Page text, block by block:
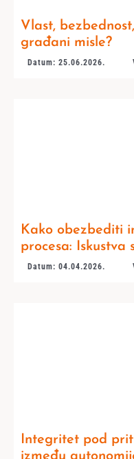
Vlast,
građani misle?
Datum: 25.06.2026.
Kako obezbediti
procesa: Iskustva
Datum: 04.04.2026.
Integritet pod
između